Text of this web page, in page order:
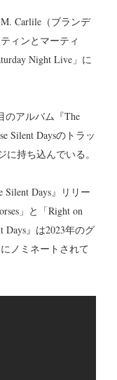
Carlile （ブランデ
ィンとマーティ
Night Live」に
のアルバム『The
Silent Daysのトラッ
に持ち込んでいる。
Silent Days』リリー
」と「Right on
Days』は2023年のグ
ノミネートされて